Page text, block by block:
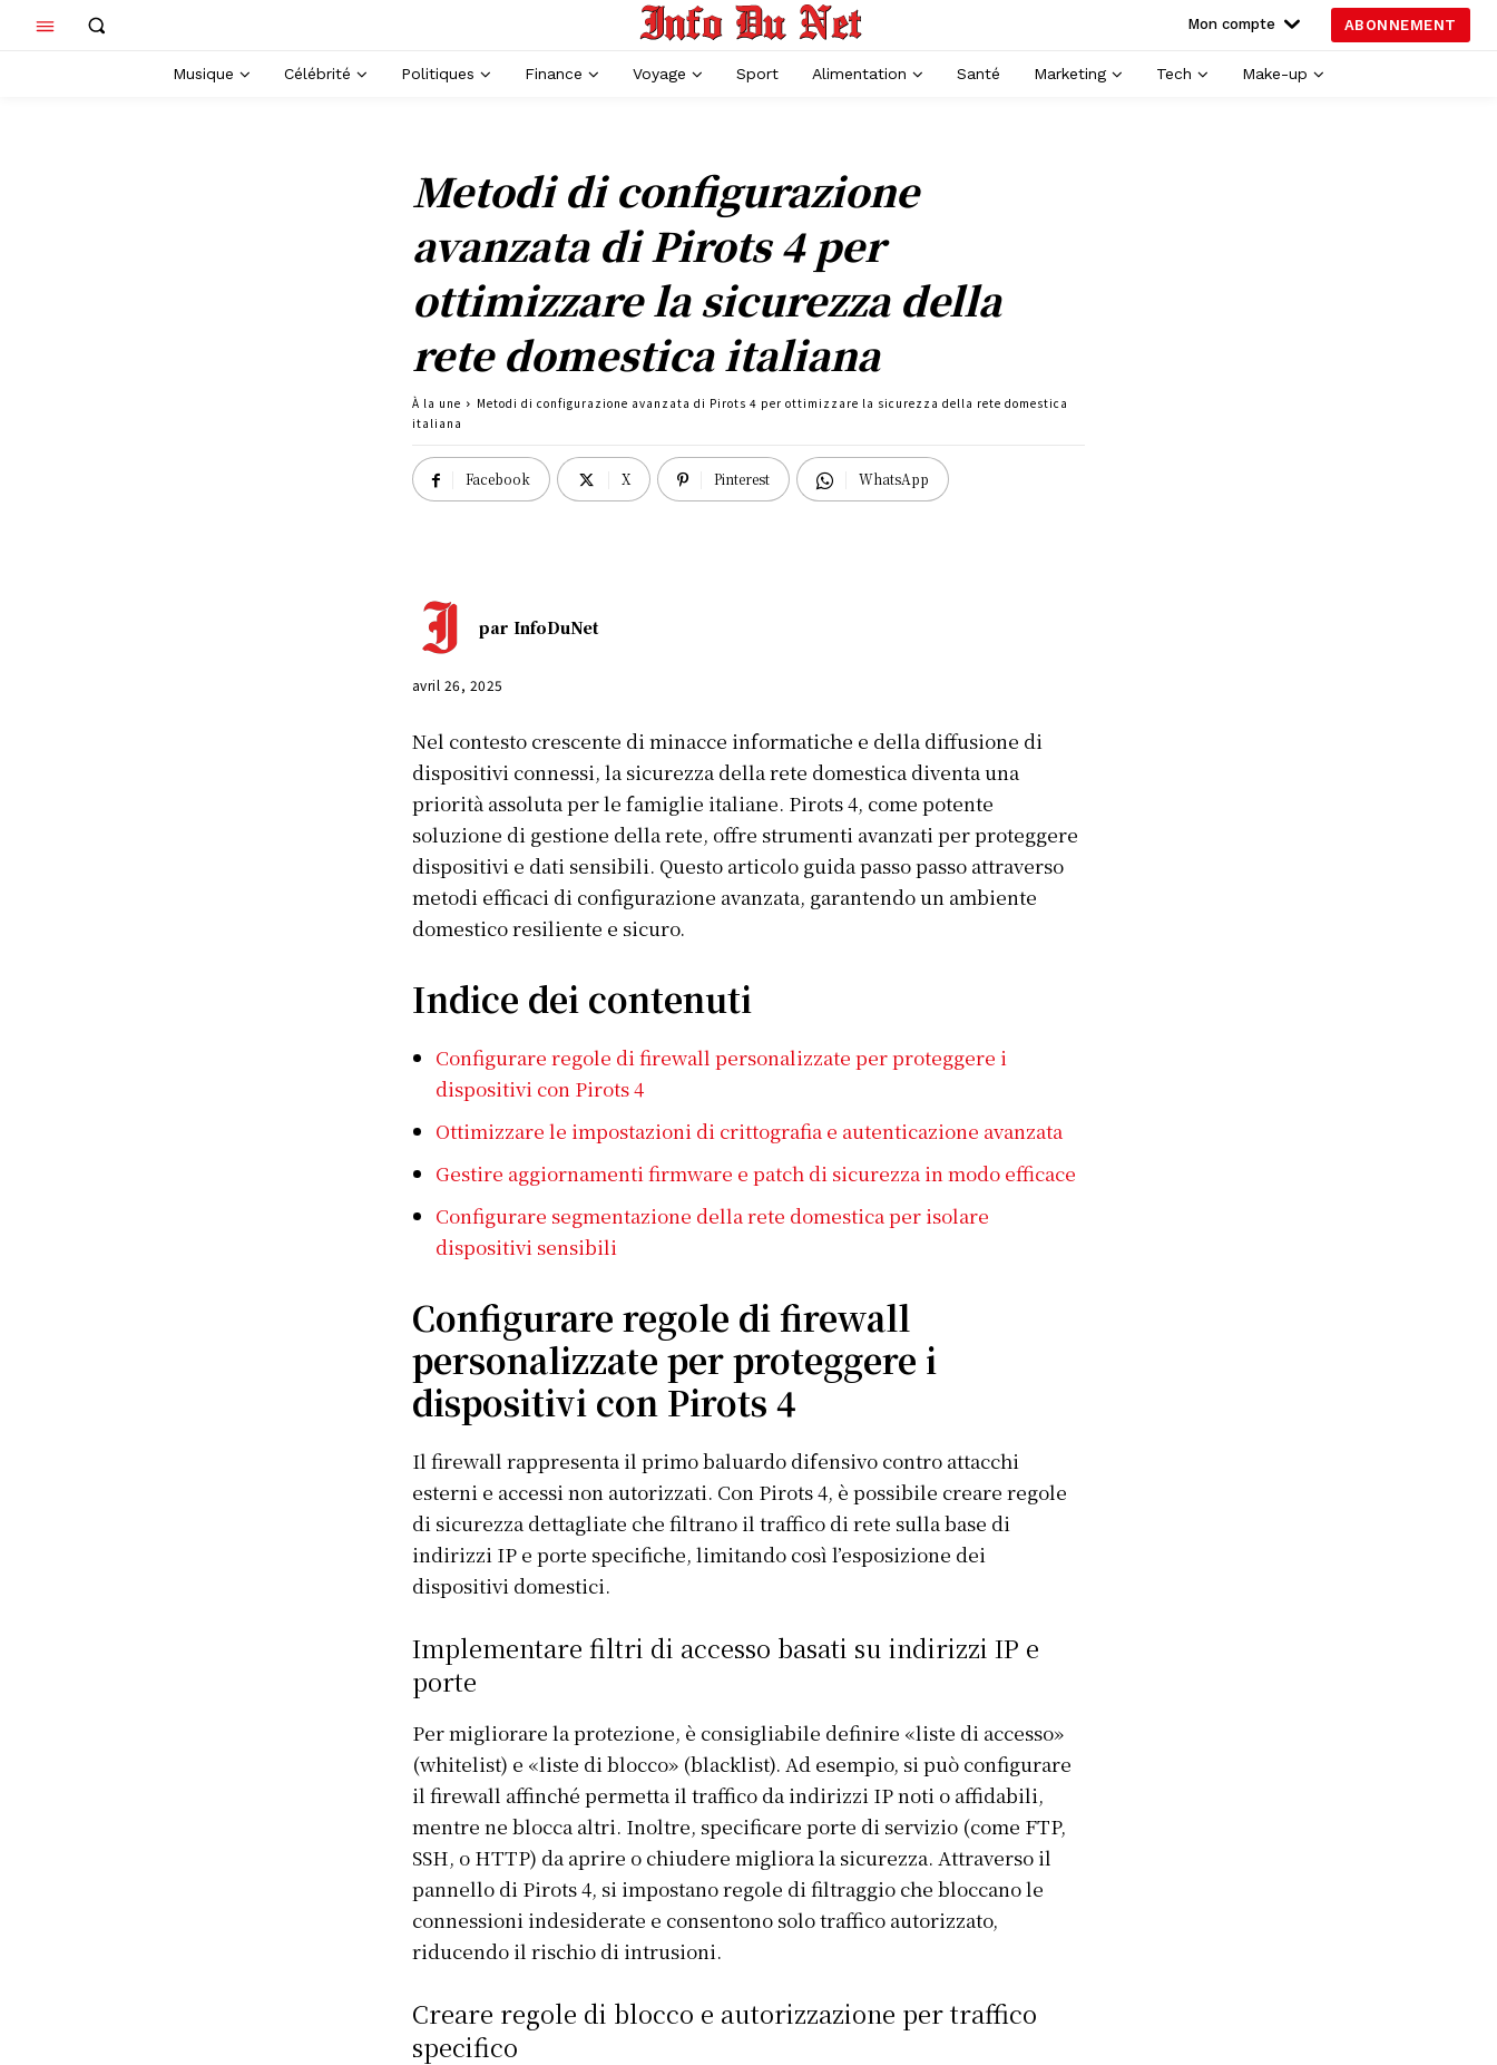
Mon compte ABONNEMENT
Musique Célébrité Politiques Finance Voyage Sport Alimentation Santé Marketing Tech Make-up
Metodi di configurazione
avanzata di Pirots 4 per
ottimizzare la sicurezza della
rete domestica italiana
À la une
Metodi di configurazione avanzata di Pirots 4 per ottimizzare la sicurezza della rete domestica
italiana
Facebook X Pinterest WhatsApp
par InfoDuNet
avril 26, 2025
Nel contesto crescente di minacce informatiche e della diffusione di
dispositivi connessi, la sicurezza della rete domestica diventa una
priorità assoluta per le famiglie italiane. Pirots 4, come potente
soluzione di gestione della rete, offre strumenti avanzati per proteggere
dispositivi e dati sensibili. Questo articolo guida passo passo attraverso
metodi efficaci di configurazione avanzata, garantendo un ambiente
domestico resiliente e sicuro.
Indice dei contenuti
Configurare regole di firewall personalizzate per proteggere i
dispositivi con Pirots 4
Ottimizzare le impostazioni di crittografia e autenticazione avanzata
Gestire aggiornamenti firmware e patch di sicurezza in modo efficace
Configurare segmentazione della rete domestica per isolare
dispositivi sensibili
Configurare regole di firewall
personalizzate per proteggere i
dispositivi con Pirots 4
Il firewall rappresenta il primo baluardo difensivo contro attacchi
esterni e accessi non autorizzati. Con Pirots 4, è possibile creare regole
di sicurezza dettagliate che filtrano il traffico di rete sulla base di
indirizzi IP e porte specifiche, limitando così l’esposizione dei
dispositivi domestici.
Implementare filtri di accesso basati su indirizzi IP e
porte
Per migliorare la protezione, è consigliabile definire «liste di accesso»
(whitelist) e «liste di blocco» (blacklist). Ad esempio, si può configurare
il firewall affinché permetta il traffico da indirizzi IP noti o affidabili,
mentre ne blocca altri. Inoltre, specificare porte di servizio (come FTP,
SSH, o HTTP) da aprire o chiudere migliora la sicurezza. Attraverso il
pannello di Pirots 4, si impostano regole di filtraggio che bloccano le
connessioni indesiderate e consentono solo traffico autorizzato,
riducendo il rischio di intrusioni.
Creare regole di blocco e autorizzazione per traffico
specifico